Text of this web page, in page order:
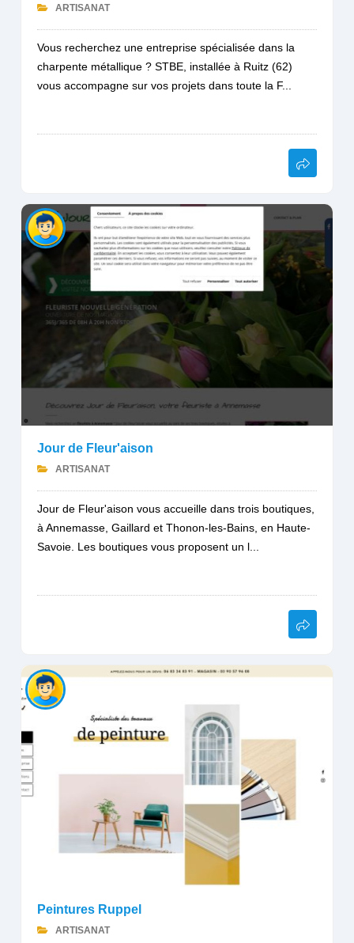
ARTISANAT
Vous recherchez une entreprise spécialisée dans la
charpente métallique ? STBE, installée à Ruitz (62)
vous accompagne sur vos projets dans toute la F...
Jour de Fleur'aison
ARTISANAT
Jour de Fleur'aison vous accueille dans trois boutiques,
à Annemasse, Gaillard et Thonon-les-Bains, en Haute-
Savoie. Les boutiques vous proposent un l...
Peintures Ruppel
ARTISANAT